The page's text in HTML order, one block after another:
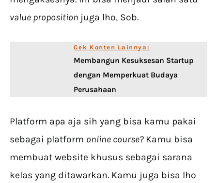
value proposition juga lho, Sob.
Cek Konten Lainnya:
Membangun Kesuksesan Startup
dengan Memperkuat Budaya
Perusahaan
Platform apa aja sih yang bisa kamu pakai
sebagai platform online course? Kamu bisa
membuat website khusus sebagai sarana
kelas yang ditawarkan. Kamu juga bisa lho